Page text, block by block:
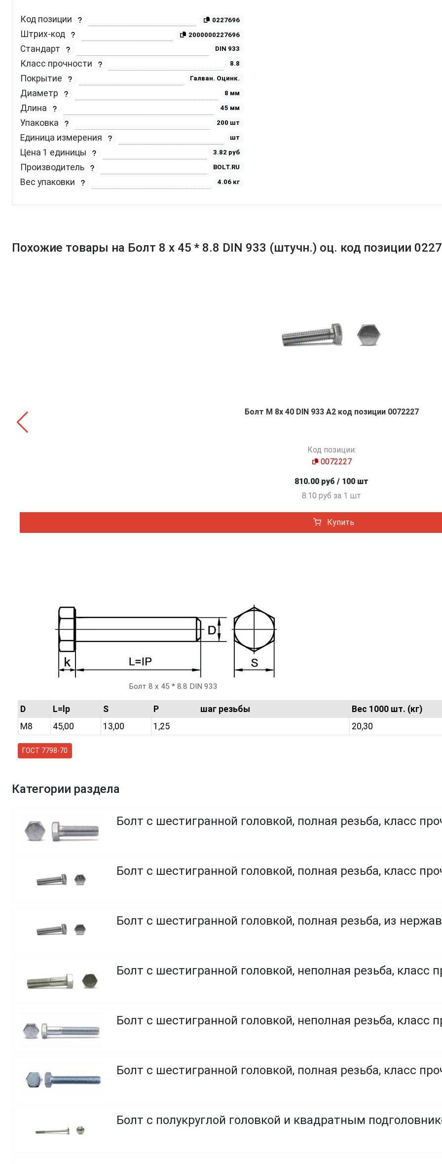
Код позиции 0227696
Штрих-код 2000000227696
Стандарт DIN 933
Класс прочности 8.8
Покрытие Галван. Оцинк.
Диаметр 8 мм
Длина 45 мм
Упаковка 200 шт
Единица измерения шт
Цена 1 единицы 3.82 руб
Производитель BOLT.RU
Вес упаковки 4.06 кг
Похожие товары на Болт 8 х 45 * 8.8 DIN 933 (штучн.) оц. код позиции
Болт М 8х 40 DIN 933 A2 код позиции 0072227
Код позиции:
0072227
810.00 руб / 100 шт
8.10 руб за 1 шт
Купить
Болт 8 х 45 * 8.8 DIN 933
D L=lp S P шаг резьбы
Вес 1000 шт. (кг)
M8
45,00 13,00 1,25 20,30
ГОСТ 7798-70
Категории раздела
Болт с шестигранной головкой, полная резьба, класс
Болт с шестигранной головкой, полная резьба, класс
Болт с шестигранной головкой, полная резьба, из
Болт с шестигранной головкой, неполная резьба, класс
Болт с шестигранной головкой, неполная резьба, класс
Болт с шестигранной головкой, полная резьба, класс
Болт с полукруглой головкой и квадратным